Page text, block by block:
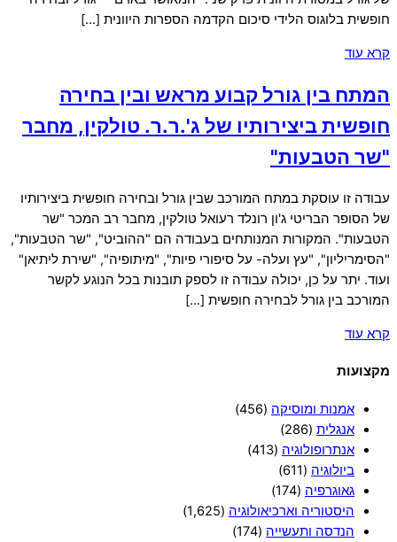
חופשית בלוגוס הלידי סיכום הקדמה הספרות היוונית […]
קרא עוד
המתח בין גורל קבוע מראש ובין בחירה
חופשית ביצירותיו של ג'.ר.ר. טולקין, מחבר
"שר הטבעות"
עבודה זו עוסקת במתח המורכב שבין גורל ובחירה חופשית ביצירותיו
של הסופר הבריטי ג'ון רונלד רעואל טולקין, מחבר רב המכר "שר
הטבעות". המקורות המנותחים בעבודה הם "ההוביט", "שר הטבעות",
"הסימריליון", "עץ ועלה- על סיפורי פיות", "מיתופיה", "שירת ליתיאן"
ועוד. יתר על כן, יכולה עבודה זו לספק תובנות בכל הנוגע לקשר
המורכב בין גורל לבחירה חופשית […]
קרא עוד
מקצועות
אמנות ומוסיקה (456)
אנגלית (286)
אנתרופולוגיה (413)
ביולוגיה (611)
גאוגרפיה (174)
היסטוריה וארכיאולוגיה (1,625)
הנדסה ותעשייה (174)